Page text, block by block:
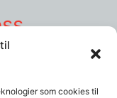
som cookies til
hjemme
Kettlebell
Pull up bar Push-ups